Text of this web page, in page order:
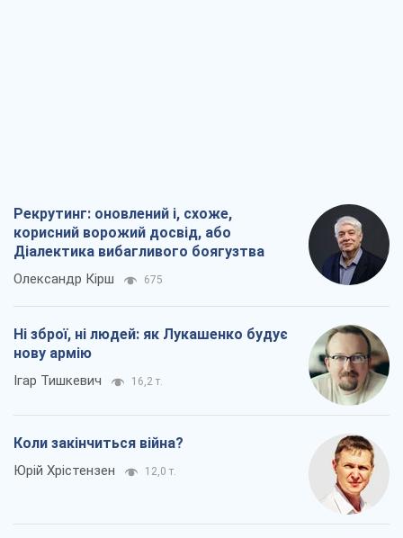
Рекрутинг: оновлений і, схоже,
корисний ворожий досвід, або
Діалектика вибагливого боягузтва
Олександр Кірш 675
Ні зброї, ні людей: як Лукашенко будує
нову армію
Ігар Тишкевич 16,2 т.
Коли закінчиться війна?
Юрій Хрістензен 12,0 т.